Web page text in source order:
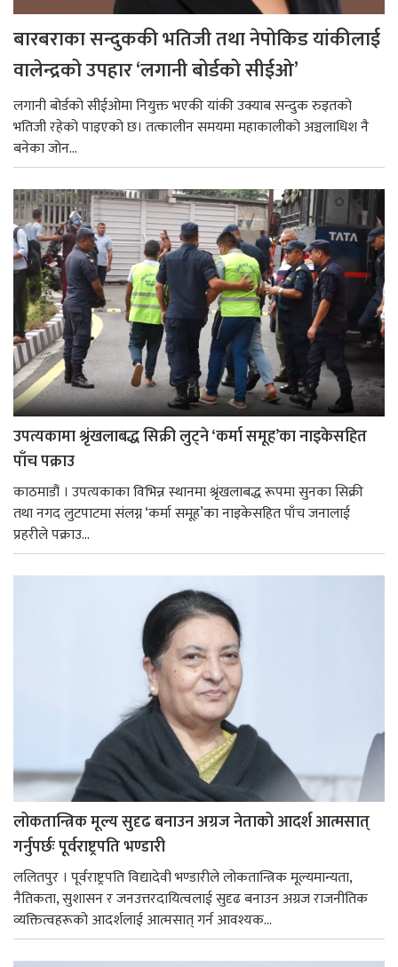
बारबराका सन्दुककी भतिजी तथा नेपोकिड यांकीलाई
वालेन्द्रको उपहार ‘लगानी बोर्डको सीईओ’
लगानी बोर्डको सीईओमा नियुक्त भएकी यांकी उक्याब सन्दुक रुइतको
भतिजी रहेको पाइएको छ। तत्कालीन समयमा महाकालीको अञ्चलाधिश नै
बनेका जोन...
उपत्यकामा श्रृंखलाबद्ध सिक्री लुट्ने ‘कर्मा समूह’का नाइकेसहित
पाँच पक्राउ
काठमाडौं । उपत्यकाका विभिन्न स्थानमा श्रृंखलाबद्ध रूपमा सुनका सिक्री
तथा नगद लुटपाटमा संलग्न ‘कर्मा समूह’का नाइकेसहित पाँच जनालाई
प्रहरीले पक्राउ...
लोकतान्त्रिक मूल्य सुदृढ बनाउन अग्रज नेताको आदर्श आत्मसात्
गर्नुपर्छः पूर्वराष्ट्रपति भण्डारी
ललितपुर । पूर्वराष्ट्रपति विद्यादेवी भण्डारीले लोकतान्त्रिक मूल्यमान्यता,
नैतिकता, सुशासन र जनउत्तरदायित्वलाई सुदृढ बनाउन अग्रज राजनीतिक
व्यक्तित्वहरूको आदर्शलाई आत्मसात् गर्न आवश्यक...